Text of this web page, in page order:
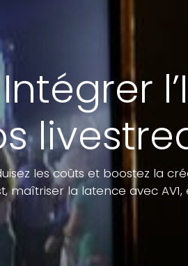
les coûts et boostez la
maîtriser la latence avec